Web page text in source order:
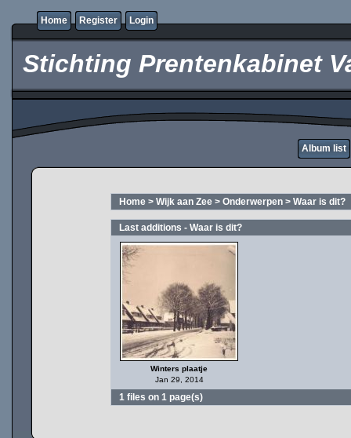
Home Register Login
Stichting Prentenkabinet
Album list
Home > Wijk aan Zee > Onderwerpen > Waar is dit?
Last additions - Waar is dit?
Winters plaatje
Jan 29, 2014
1 files on 1 page(s)